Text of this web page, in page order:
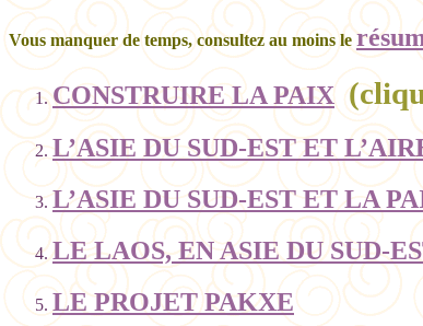
Vous manquer de temps, consultez au moins le
CONSTRUIRE LA PAIX
L’ASIE DU SUD-EST ET
L’ASIE DU SUD-EST ET LA
LE LAOS, EN ASIE DU SUD-
LE PROJET PAKXE